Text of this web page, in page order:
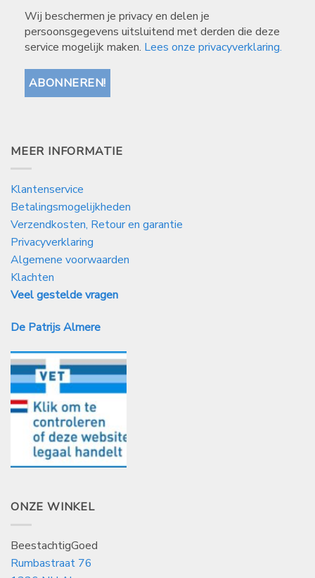
Wij beschermen je privacy en delen je
persoonsgegevens uitsluitend met derden die deze
service mogelijk maken. Lees onze privacyverklaring.
MEER INFORMATIE
Klantenservice
Betalingsmogelijkheden
Verzendkosten, Retour en garantie
Privacyverklaring
Algemene voorwaarden
Klachten
Veel gestelde vragen
De Patrijs Almere
ONZE WINKEL
BeestachtigGoed
Rumbastraat 76